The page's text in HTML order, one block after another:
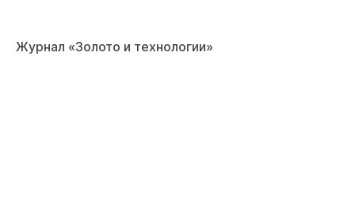
Журнал «Золото и технологии»